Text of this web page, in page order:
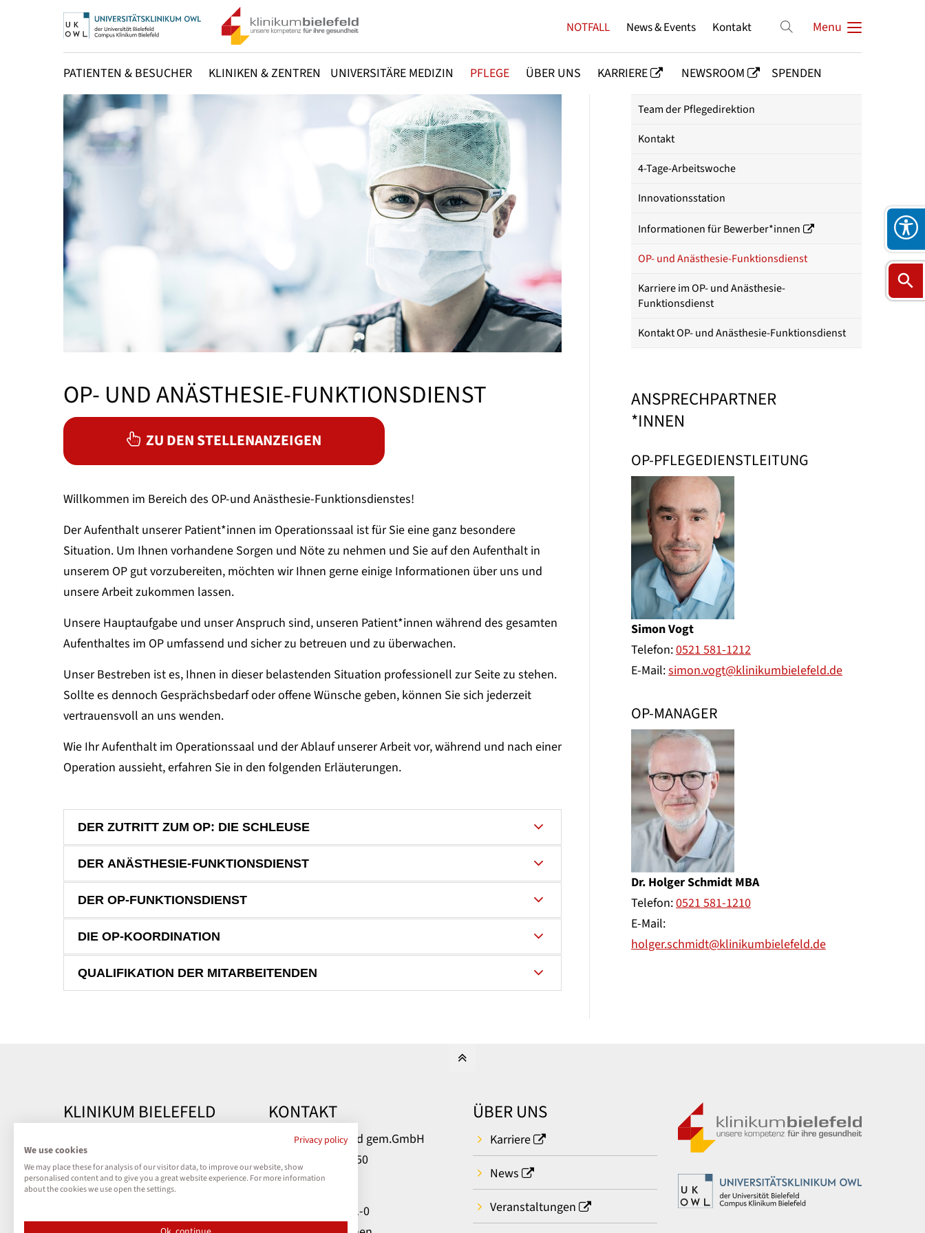
Menu
PATIENTEN & BESUCHER KLINIKEN & ZENTREN UNIVERSITÄRE MEDIZIN PFLEGE ÜBER UNS KARRIERE NEWSROOM SPENDEN
NOTFALL News & Events Kontakt
OP- UND ANÄSTHESIE-FUNKTIONSDIENST
ZU DEN STELLENANZEIGEN
Willkommen im Bereich des OP-und Anästhesie-Funktionsdienstes!
Der Aufenthalt unserer Patient*innen im Operationssaal ist für Sie eine ganz besondere
Situation. Um Ihnen vorhandene Sorgen und Nöte zu nehmen und Sie auf den Aufenthalt in
unserem OP gut vorzubereiten, möchten wir Ihnen gerne einige Informationen über uns und
unsere Arbeit zukommen lassen.
Unsere Hauptaufgabe und unser Anspruch sind, unseren Patient*innen während des gesamten
Aufenthaltes im OP umfassend und sicher zu betreuen und zu überwachen.
Unser Bestreben ist es, Ihnen in dieser belastenden Situation professionell zur Seite zu stehen.
Sollte es dennoch Gesprächsbedarf oder offene Wünsche geben, können Sie sich jederzeit
vertrauensvoll an uns wenden.
Wie Ihr Aufenthalt im Operationssaal und der Ablauf unserer Arbeit vor, während und nach einer
Operation aussieht, erfahren Sie in den folgenden Erläuterungen.
DER ZUTRITT ZUM OP: DIE SCHLEUSE
DER ANÄSTHESIE-FUNKTIONSDIENST
DER OP-FUNKTIONSDIENST
DIE OP-KOORDINATION
QUALIFIKATION DER MITARBEITENDEN
Team der Pflegedirektion
Kontakt
4-Tage-Arbeitswoche
Innovationsstation
Informationen für Bewerber*innen
OP- und Anästhesie-Funktionsdienst
Karriere im OP- und Anästhesie-
Funktionsdienst
Kontakt OP- und Anästhesie-Funktionsdienst
ANSPRECHPARTNER
*INNEN
OP-PFLEGEDIENSTLEITUNG
Simon Vogt
Telefon:0521 581-1212
E-Mail:simon.vogt@klinikumbielefeld.de
OP-MANAGER
Dr. Holger Schmidt MBA
Telefon:0521 581-1210
E-Mail:
holger.schmidt@klinikumbielefeld.de
KLINIKUM BIELEFELD
Impressum
KONTAKT
Klinikum Bielefeld gem.GmbH
Teutoburger Str. 50
33604 Bielefeld
Telefon: 0521 581-0
ÜBER UNS
Karriere
News
Veranstaltungen
Privacy policy
We use cookies
We may place these for analysis of our visitor data, to improve our website, show
personalised content and to give you a great website experience. For more information
about the cookies we use open the settings.